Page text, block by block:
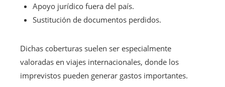
Apoyo jurídico fuera del país.
Sustitución de documentos perdidos.
Dichas coberturas suelen ser especialmente
valoradas en viajes internacionales, donde los
imprevistos pueden generar gastos importantes.